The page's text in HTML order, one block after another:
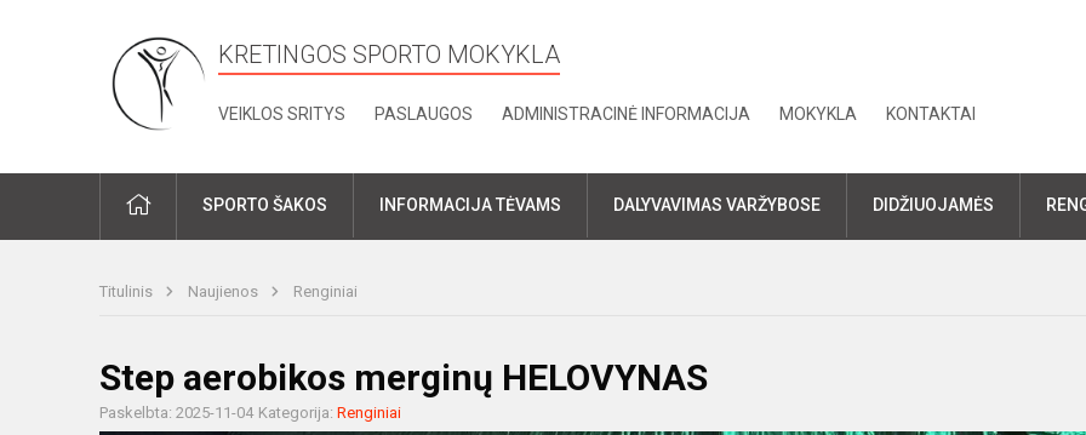
KRETINGOS SPORTO MOKYKLA
VEIKLOS SRITYS PASLAUGOS ADMINISTRACINĖ INFORMACIJA MOKYKLA KONTAKTAI
PRADŽIASPORTO ŠAKOS INFORMACIJA TĖVAMS DALYVAVIMAS VARŽYBOSE DIDŽIUOJAMĖS
Titulinis Naujienos Renginiai
Step aerobikos merginų HELOVYNAS
Paskelbta: 2025-11-04 Kategorija: Renginiai